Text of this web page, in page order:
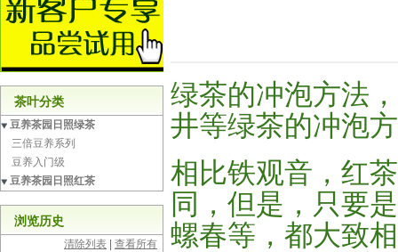
茶叶分类
豆养茶园日照绿茶
三倍豆养系列
豆养入门级
豆养茶园日照红茶
浏览历史
清除列表 查看所有
绿茶的冲泡方法
井等绿茶的冲泡
相比铁观音，红
同，但是，只要
螺春等，都大致